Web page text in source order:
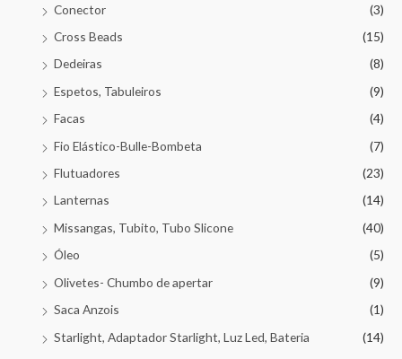
Conector
(3)
Cross Beads
(15)
Dedeiras
(8)
Espetos, Tabuleiros
(9)
Facas
(4)
Fio Elástico-Bulle-Bombeta
(7)
Flutuadores
(23)
Lanternas
(14)
Missangas, Tubito, Tubo Slicone
(40)
Óleo
(5)
Olivetes- Chumbo de apertar
(9)
Saca Anzois
(1)
Starlight, Adaptador Starlight, Luz Led, Bateria
(14)